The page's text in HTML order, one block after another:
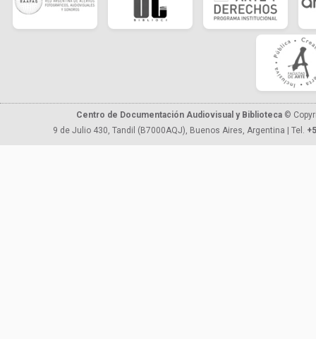
Centro de Documentación Audiovisual y Biblioteca ©
9 de Julio 430, Tandil (B7000AQJ), Buenos Aires, Argentina | Tel.